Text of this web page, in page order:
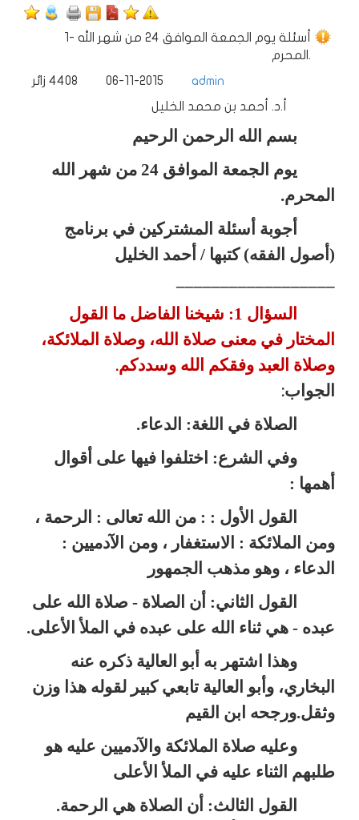
1- أسئلة يوم الجمعة الموافق 24 من شهر الله
المحرم.
4408 زائر 06-11-2015
admin
أ.د. أحمد بن محمد الخليل
بسم الله الرحمن الرحيم
يوم الجمعة الموافق 24 من شهر الله
المحرم.
أجوبة أسئلة المشتركين في برنامج
(أصول الفقه) كتبها / أحمد الخليل
السؤال 1: شيخنا الفاضل ما القول
المختار في معنى صلاة الله، وصلاة الملائكة،
وصلاة العبد وفقكم الله وسددكم.
الجواب:
الصلاة في اللغة: الدعاء.
وفي الشرع: اختلفوا فيها على أقوال
أهمها :
القول الأول : : من الله تعالى : الرحمة ،
ومن الملائكة : الاستغفار ، ومن الآدميين :
الدعاء ، وهو مذهب الجمهور
القول الثاني: أن الصلاة - صلاة الله على
عبده - هي ثناء الله على عبده في الملأ الأعلى.
وهذا اشتهر به أبو العالية ذكره عنه
البخاري، وأبو العالية تابعي كبير لقوله هذا وزن
وثقل.ورجحه ابن القيم
وعليه صلاة الملائكة والآدميين عليه هو
طلبهم الثناء عليه في الملأ الأعلى
القول الثالث: أن الصلاة هي الرحمة.